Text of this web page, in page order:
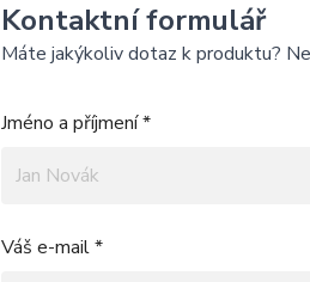
Kontaktní formulář
Máte jakýkoliv dotaz k produktu?
Jméno a příjmení *
Váš e-mail *